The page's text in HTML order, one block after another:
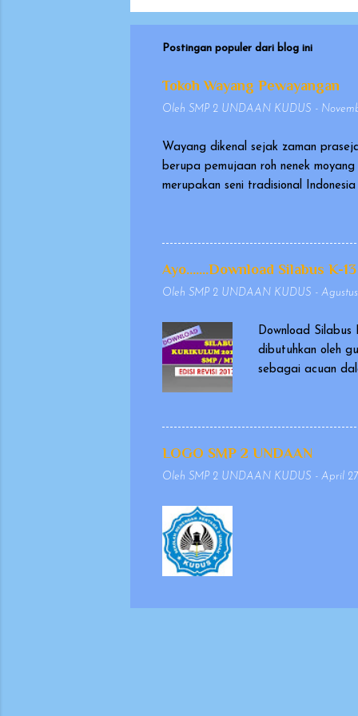
Postingan populer dari blog ini
Tokoh Wayang Pewayangan
Oleh SMP 2 UNDAAN KUDUS -
Wayang dikenal sejak zaman
berupa pemujaan roh nenek
merupakan seni tradisional
sangat berharga (Masterpiece of
memakai kostum, yang dikenal
Wayang yang dimainkan dalang ini
Ayo.......Download Silabus K-
Oleh SMP 2 UNDAAN KUDUS -
Download Silabus
dibutuhkan oleh
sebagai acuan
dikeluarkan pada
penulisan yang
agar
keselarasan
LOGO SMP 2 UNDAAN
Oleh SMP 2 UNDAAN KUDUS - April